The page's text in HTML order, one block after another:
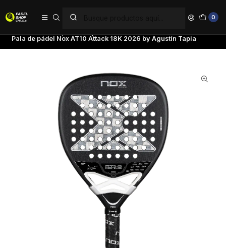
0
Pala de pádel Nox AT10 Attack 18K 2026 by Agustín Tapia